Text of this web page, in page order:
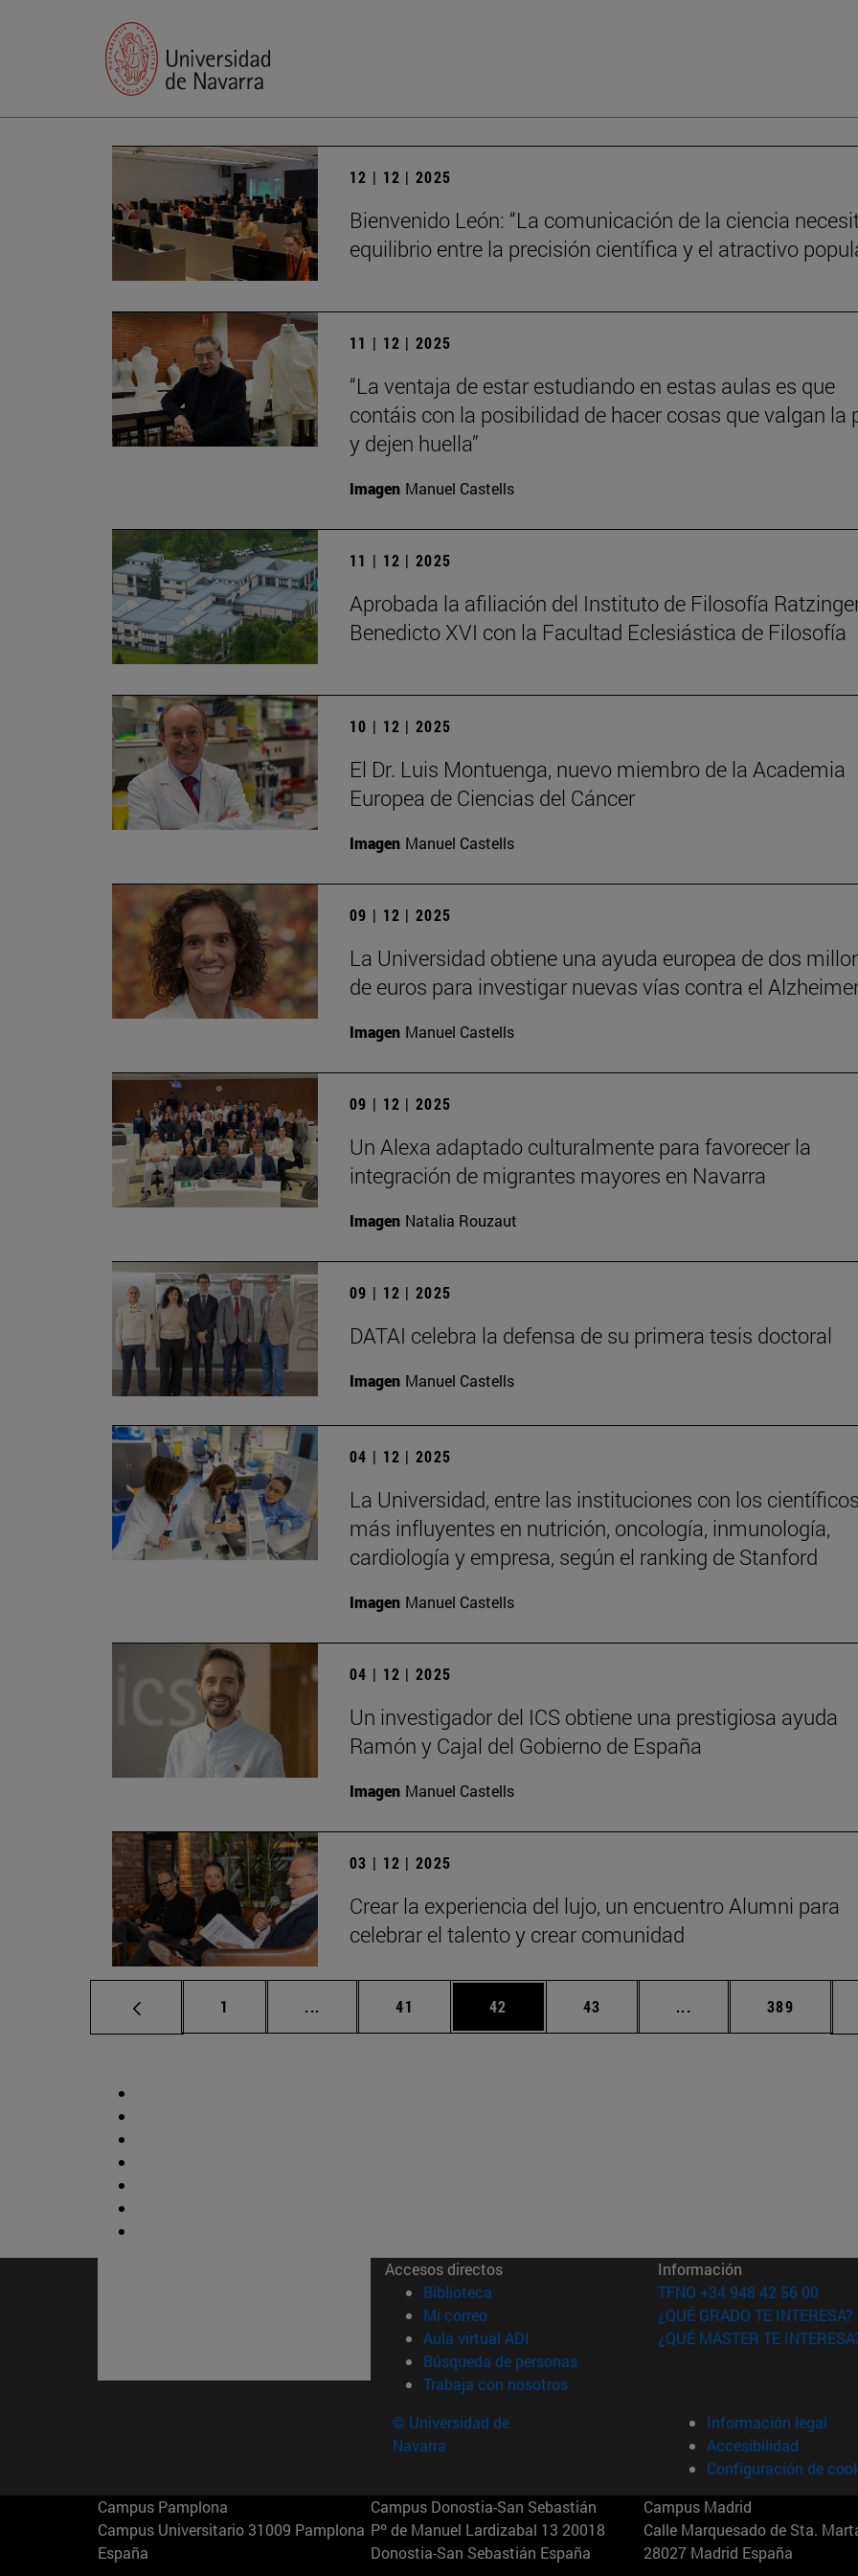
12 | 12 | 2025
Bienvenido León: “La comunicación de la ciencia
equilibrio entre la precisión científica y el atractivo
11 | 12 | 2025
“La ventaja de estar estudiando en estas aulas es que
contáis con la posibilidad de hacer cosas que valgan la
y dejen huella”
Imagen Manuel Castells
11 | 12 | 2025
Aprobada la afiliación del Instituto de Filosofía
Benedicto XVI con la Facultad Eclesiástica de Filosofía
10 | 12 | 2025
El Dr. Luis Montuenga, nuevo miembro de la Academia
Europea de Ciencias del Cáncer
Imagen Manuel Castells
09 | 12 | 2025
La Universidad obtiene una ayuda europea de dos
de euros para investigar nuevas vías contra el
Imagen Manuel Castells
09 | 12 | 2025
Un Alexa adaptado culturalmente para favorecer la
integración de migrantes mayores en Navarra
Imagen Natalia Rouzaut
09 | 12 | 2025
DATAI celebra la defensa de su primera tesis doctoral
Imagen Manuel Castells
04 | 12 | 2025
La Universidad, entre las instituciones con los
más influyentes en nutrición, oncología, inmunología,
cardiología y empresa, según el ranking de Stanford
Imagen Manuel Castells
04 | 12 | 2025
Un investigador del ICS obtiene una prestigiosa ayuda
Ramón y Cajal del Gobierno de España
Imagen Manuel Castells
03 | 12 | 2025
Crear la experiencia del lujo, un encuentro Alumni para
celebrar el talento y crear comunidad
Página
1 ... Páginas intermedias Use TAB para desplazarse.
Página
41 Página
42 Página
43 ... Páginas intermedias
Página
389
Accesos directos
Biblioteca (abre en nueva ventana)
Mi correo(abre en nueva ventana)
Aula virtual ADI (abre en nueva ventana)
Búsqueda de personas(abre en nueva ventana)
Trabaja con nosotros(abre en nueva ventana)
Información
TFNO +34 948 42 56 00
¿QUÉ GRADO TE INTERESA?
¿QUÉ MÁSTER TE
© Universidad de
Navarra
Información legal
Accesibilidad
Configuración de
Campus Pamplona
Campus Universitario 31009 Pamplona
España
Campus Donostia-San Sebastián
Pº de Manuel Lardizabal 13 20018
Donostia-San Sebastián España
Campus Madrid
Calle Marquesado de Sta.
28027 Madrid España